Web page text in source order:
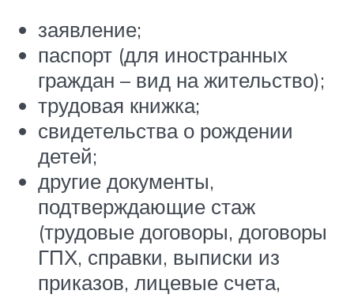
заявление;
паспорт (для иностранных
граждан – вид на жительство);
трудовая книжка;
свидетельства о рождении
детей;
другие документы,
подтверждающие стаж
(трудовые договоры, договоры
ГПХ, справки, выписки из
приказов, лицевые счета,